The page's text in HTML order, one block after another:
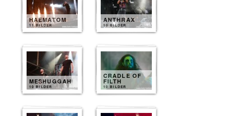
HAEMATOM
11 BILDER
ANTHRAX
10 BILDER
MESHUGGAH
10 BILDER
CRADLE OF
FILTH
10 BILDER